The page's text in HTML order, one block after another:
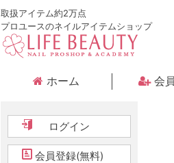
取扱アイテム約2万点
プロユースのネイルアイテムショップ
ホーム 会
ログイン
会員登録(無料)